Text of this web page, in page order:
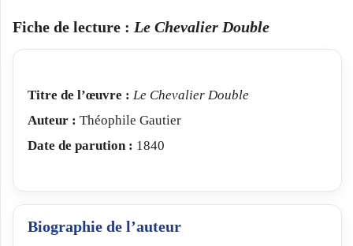
Fiche de lecture : Le Chevalier Double
Titre de l’œuvre : Le Chevalier Double
Auteur : Théophile Gautier
Date de parution : 1840
Biographie de l’auteur